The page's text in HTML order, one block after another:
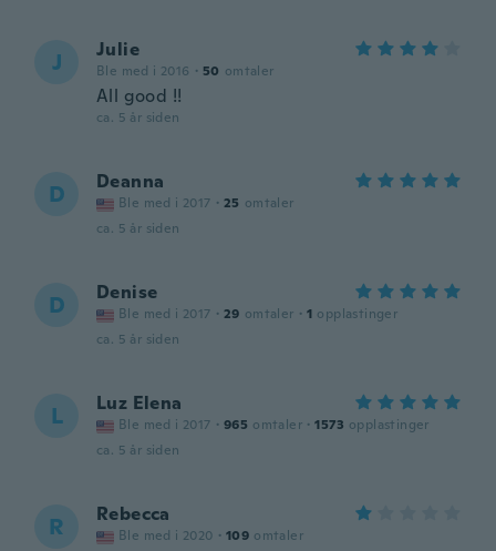
J Julie
Ble med i 2016 · 50 omtaler
All good !!
ca. 5 år siden
D Deanna
Ble med i 2017 · 25 omtaler
ca. 5 år siden
D Denise
Ble med i 2017 · 29 omtaler · 1 opplastinger
ca. 5 år siden
L Luz Elena
Ble med i 2017 · 965 omtaler · 1573 opplastinger
ca. 5 år siden
R Rebecca
Ble med i 2020 · 109 omtaler